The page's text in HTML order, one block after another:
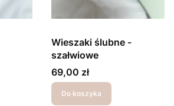
Wieszaki ślubne -
szałwiowe
Cena
69,00 zł
Do koszyka